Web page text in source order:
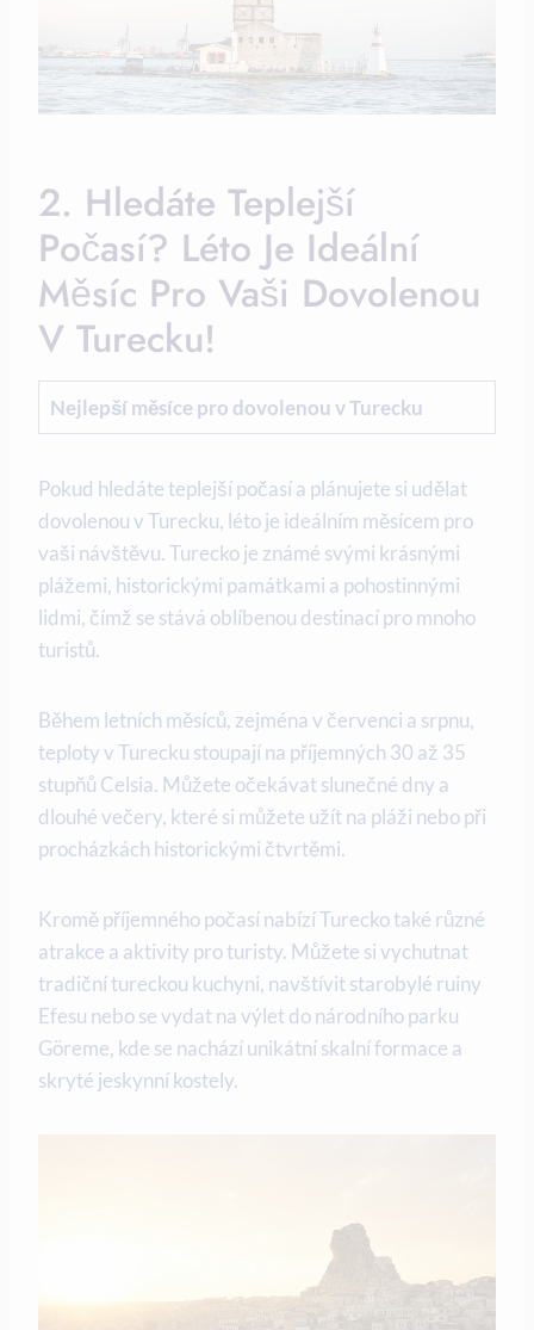
2. Hledáte Teplejší
Počasí? Léto Je Ideální
Měsíc Pro Vaši Dovolenou
V Turecku!
Nejlepší měsíce pro dovolenou v Turecku
Pokud hledáte teplejší počasí a plánujete si udělat
dovolenou v Turecku, léto je ideálním měsícem pro
vaši návštěvu. Turecko je známé svými krásnými
plážemi, historickými památkami a pohostinnými
lidmi, čímž se stává oblíbenou destinací pro mnoho
turistů.
Během letních měsíců, zejména v červenci a srpnu,
teploty v Turecku stoupají na příjemných 30 až 35
stupňů Celsia. Můžete očekávat slunečné dny a
dlouhé večery, které si můžete užít na pláži nebo při
procházkách historickými čtvrtěmi.
Kromě příjemného počasí nabízí Turecko také různé
atrakce a aktivity pro turisty. Můžete si vychutnat
tradiční tureckou kuchyni, navštívit starobylé ruiny
Efesu nebo se vydat na výlet do národního parku
Göreme, kde se nachází unikátní skalní formace a
skryté jeskynní kostely.